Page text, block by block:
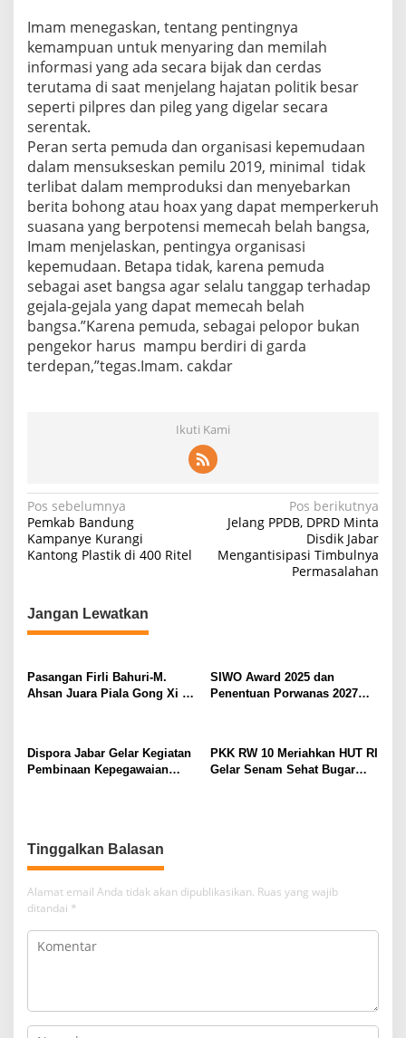
Imam menegaskan, tentang pentingnya
kemampuan untuk menyaring dan memilah
informasi yang ada secara bijak dan cerdas
terutama di saat menjelang hajatan politik besar
seperti pilpres dan pileg yang digelar secara
serentak.
Peran serta pemuda dan organisasi kepemudaan
dalam mensukseskan pemilu 2019, minimal tidak
terlibat dalam memproduksi dan menyebarkan
berita bohong atau hoax yang dapat memperkeruh
suasana yang berpotensi memecah belah bangsa,
Imam menjelaskan, pentingya organisasi
kepemudaan. Betapa tidak, karena pemuda
sebagai aset bangsa agar selalu tanggap terhadap
gejala-gejala yang dapat memecah belah
bangsa.”Karena pemuda, sebagai pelopor bukan
pengekor harus mampu berdiri di garda
terdepan,”tegas.Imam. cakdar
Ikuti Kami
N
a
v
g
a
i
s
Pos sebelumnya
Pemkab Bandung
Kampanye Kurangi
Kantong Plastik di 400 Ritel
Pos berikutnya
Jelang PPDB, DPRD Minta
Disdik Jabar
Mengantisipasi Timbulnya
Permasalahan
Jangan Lewatkan
Pasangan Firli Bahuri-M.
Ahsan Juara Piala Gong Xi Fa
SIWO Award 2025 dan
Penentuan Porwanas 2027
Dispora Jabar Gelar Kegiatan
Pembinaan Kepegawaian
PKK RW 10 Meriahkan HUT RI
Gelar Senam Sehat Bugar
Tinggalkan Balasan
Alamat email Anda tidak akan dipublikasikan. Ruas yang wajib
ditandai *